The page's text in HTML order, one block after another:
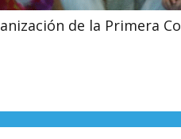
de la Primera